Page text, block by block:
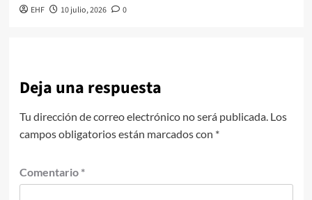
EHF 10 julio, 2026 0
Deja una respuesta
Tu dirección de correo electrónico no será publicada. Los
campos obligatorios están marcados con *
Comentario *